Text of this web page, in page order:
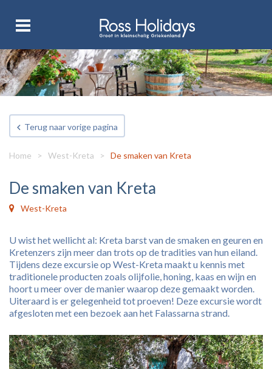
Terug naar vorige pagina
Home > West-Kreta > De smaken van Kreta
De smaken van Kreta
West-Kreta
U wist het wellicht al: Kreta barst van de smaken en geuren en
Kretenzers zijn meer dan trots op de tradities van hun eiland.
Tijdens deze excursie op West-Kreta maakt u kennis met
traditionele producten zoals olijfolie, honing, kaas en wijn en
hoort u meer over de manier waarop deze gemaakt worden.
Uiteraard is er gelegenheid tot proeven! Deze excursie wordt
afgesloten met een bezoek aan het Falassarna strand.